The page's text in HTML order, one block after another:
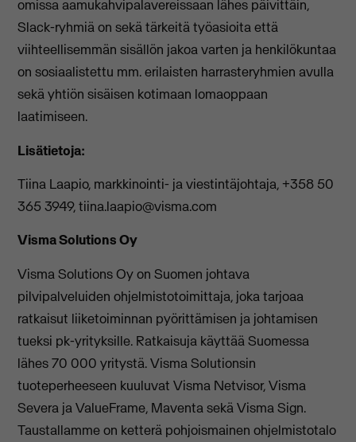
omissa aamukahvipalavereissaan lähes päivittäin,
Slack-ryhmiä on sekä tärkeitä työasioita että
viihteellisemmän sisällön jakoa varten ja henkilökuntaa
on sosiaalistettu mm. erilaisten harrasteryhmien avulla
sekä yhtiön sisäisen kotimaan lomaoppaan
laatimiseen.
Lisätietoja:
Tiina Laapio, markkinointi- ja viestintäjohtaja, +358 50
365 3949,tiina.laapio@visma.com
Visma Solutions Oy
Visma Solutions Oy on Suomen johtava
pilvipalveluiden ohjelmistotoimittaja, joka tarjoaa
ratkaisut liiketoiminnan pyörittämisen ja johtamisen
tueksi pk-yrityksille. Ratkaisuja käyttää Suomessa
lähes 70 000 yritystä. Visma Solutionsin
tuoteperheeseen kuuluvat Visma Netvisor, Visma
Severa ja ValueFrame, Maventa sekä Visma Sign.
Taustallamme on ketterä pohjoismainen ohjelmistotalo